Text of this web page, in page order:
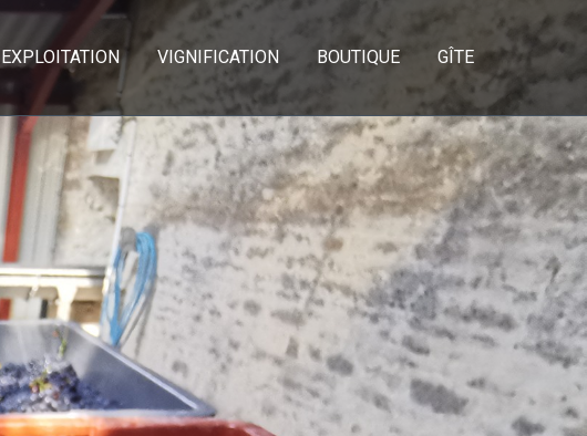
EXPLOITATION VIGNIFICATION BOUTIQUE GÎTE